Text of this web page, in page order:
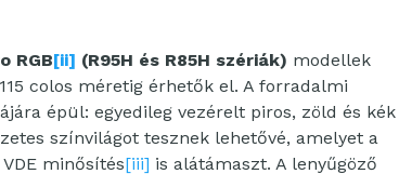
RGB[ii] (R95H és R85H szériák) modellek
colos méretig érhetők el. A forradalmi
épül: egyedileg vezérelt piros, zöld és kék
színvilágot tesznek lehetővé, amelyet a
minősítés[iii] is alátámaszt. A lenyűgöző